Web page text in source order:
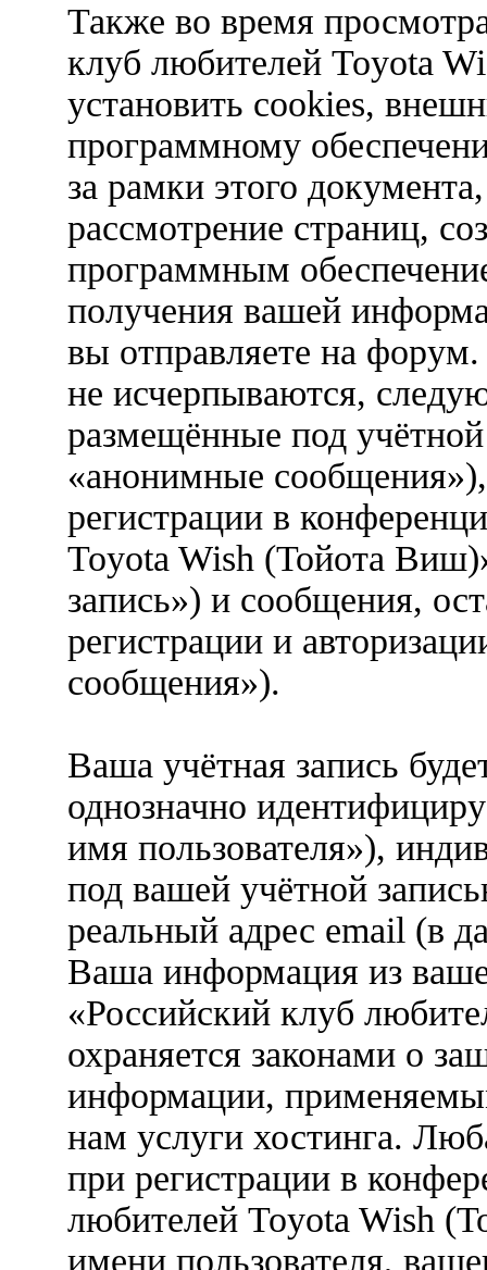
Также во время
клуб любителей Toyota
установить cookies,
программному
за рамки этого
рассмотрение страниц,
программным
получения вашей
вы отправляете на
не исчерпываются,
размещённые под
«анонимные
регистрации в
Toyota Wish (Тойота
запись») и сообщения,
регистрации и
сообщения»).
Ваша учётная запись
однозначно
имя пользователя»),
под вашей учётной
реальный адрес email (в
Ваша информация из
«Российский клуб
охраняется законами о
информации,
нам услуги хостинга.
при регистрации в
любителей Toyota Wish
имени пользователя,